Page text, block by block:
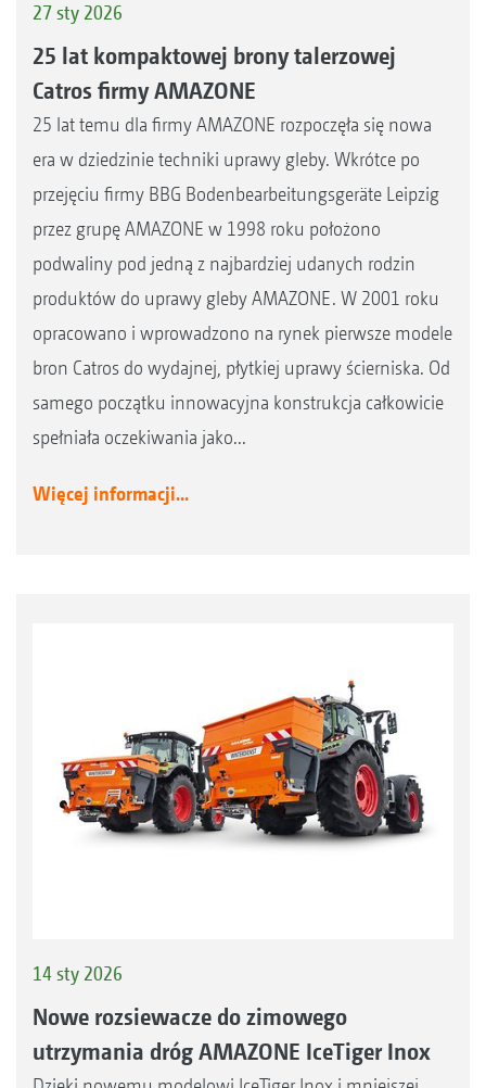
27 sty 2026
25 lat kompaktowej brony talerzowej
Catros firmy AMAZONE
25 lat temu dla firmy AMAZONE rozpoczęła się nowa
era w dziedzinie techniki uprawy gleby. Wkrótce po
przejęciu firmy BBG Bodenbearbeitungsgeräte Leipzig
przez grupę AMAZONE w 1998 roku położono
podwaliny pod jedną z najbardziej udanych rodzin
produktów do uprawy gleby AMAZONE. W 2001 roku
opracowano i wprowadzono na rynek pierwsze modele
bron Catros do wydajnej, płytkiej uprawy ścierniska. Od
samego początku innowacyjna konstrukcja całkowicie
spełniała oczekiwania jako...
Więcej informacji...
14 sty 2026
Nowe rozsiewacze do zimowego
utrzymania dróg AMAZONE IceTiger Inox